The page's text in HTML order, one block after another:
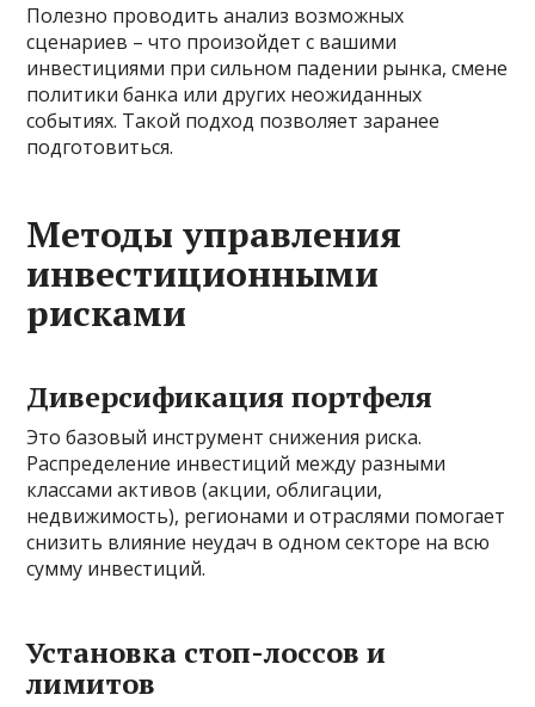
Полезно проводить анализ возможных
сценариев – что произойдет с вашими
инвестициями при сильном падении рынка, смене
политики банка или других неожиданных
событиях. Такой подход позволяет заранее
подготовиться.
Методы управления
инвестиционными
рисками
Диверсификация портфеля
Это базовый инструмент снижения риска.
Распределение инвестиций между разными
классами активов (акции, облигации,
недвижимость), регионами и отраслями помогает
снизить влияние неудач в одном секторе на всю
сумму инвестиций.
Установка стоп-лоссов и
лимитов